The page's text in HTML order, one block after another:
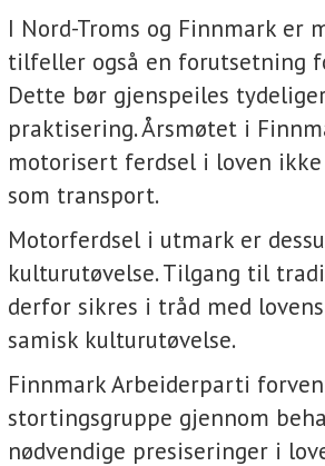
I Nord-Troms og Finnmark er
tilfeller også en forutsetning
Dette bør gjenspeiles
praktisering. Årsmøtet i
motorisert ferdsel i loven
som transport.
Motorferdsel i utmark er
kulturutøvelse. Tilgang til
derfor sikres i tråd med
samisk kulturutøvelse.
Finnmark Arbeiderparti
stortingsgruppe gjennom
nødvendige presiseringer i